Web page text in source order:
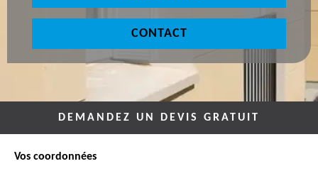
CONTACT
DEMANDEZ UN DEVIS GRATUIT
Vos coordonnées